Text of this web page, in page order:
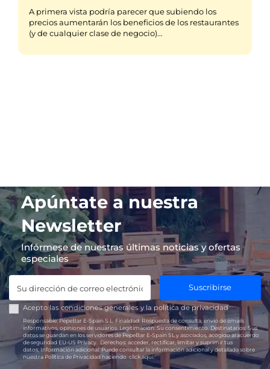
A primera vista podría parecer que subiendo los
precios aumentarán los beneficios de los restaurantes
(y de cualquier clase de negocio)…
Apúntate a nuestra
Newsletter
Infórmese de nuestras últimas noticias y ofertas
especiales
Suscribirse
Acepto las condiciones generales y lapolítica de privacidad
Responsable:PepeBar E-Spain S.L. Finalidad: Respuesta de consulta, envío de emails
informativos, opiniones de usuarios. Legitimación: Su consentimiento. Destinatarios:Sus
datos se guardan en los servidores de PepeBar E-Spain SL y asociados, acogido al acuerdo
de seguridad EU-US Privacy. Derechos: acceder, rectificar, limitar y suprimir tus
datos.Información adicional:Puede consultar la información adicional y detallada sobre
nuestra Política de Privacidad haciendoclick aquí.